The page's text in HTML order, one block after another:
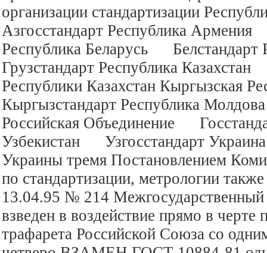
организации стандартизации
Азгосстандарт Республика
Республика Беларусь
Грузстандарт Республика
Республики Казахстан Кыргызская
Кыргызстандарт Республика
Российская Объединение
Узбекистан Узгосстандарт
Украины тремя Постановлением
по стандартизации, метрологии
13.04.95 № 214
взведен в воздействие прямо в черте
трафарета Российской Союза со